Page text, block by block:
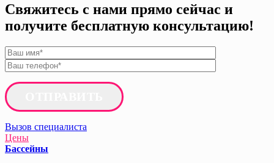
Свяжитесь с нами прямо сейчас и
получите бесплатную консультацию!
Вызов специалиста
Цены
Бассейны